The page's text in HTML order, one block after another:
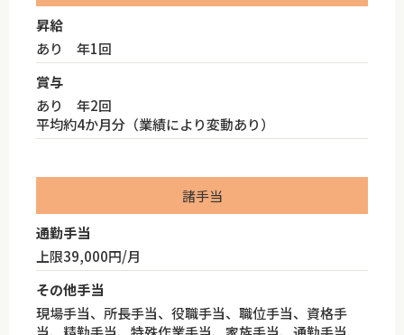
昇給
あり 年1回
賞与
あり 年2回
平均約4か月分（業績により変動あり）
諸手当
通勤手当
上限39,000円/月
その他手当
現場手当、所長手当、役職手当、職位手当、資格手